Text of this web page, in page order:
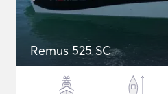
Remus 525 SC